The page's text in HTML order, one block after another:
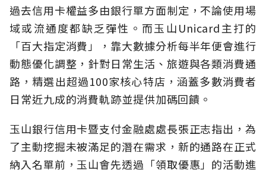
過去信用卡權益多由銀行單方面制定，不論使用場
域或流通度都缺乏彈性。而玉山Unicard主打的
「百大指定消費」，靠大數據分析每半年便會進行
動態優化調整，針對日常生活、旅遊與各類消費通
路，精選出超過100家核心特店，涵蓋多數消費者
日常近九成的消費軌跡並提供加碼回饋。
玉山銀行信用卡暨支付金融處處長張正志指出，為
了主動挖掘未被滿足的潛在需求，新的通路在正式
納入名單前，玉山會先透過「領取優惠」的活動進